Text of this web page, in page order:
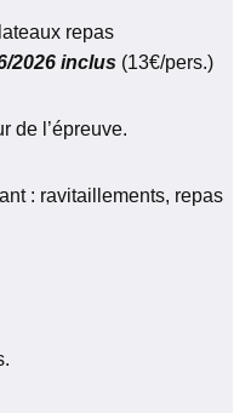
repas
2026 inclus (13€/pers.)
de l’épreuve.
: ravitaillements, repas